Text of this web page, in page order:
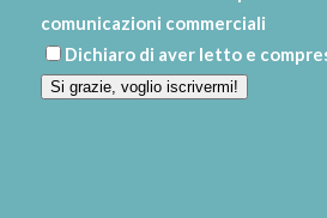
comunicazioni commerciali
Dichiaro di aver letto e
Si grazie, voglio iscrivermi!